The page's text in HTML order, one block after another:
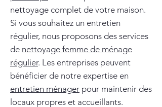
nettoyage complet de votre maison.
Si vous souhaitez un entretien
régulier, nous proposons des services
de nettoyage femme de ménage
régulier. Les entreprises peuvent
bénéficier de notre expertise en
entretien ménager pour maintenir des
locaux propres et accueillants.